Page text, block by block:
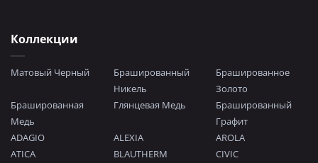
Коллекции
Матовый Черный
Брашированный
Никель
Брашированное
Золото
Брашированная
Медь
Глянцевая Медь
Брашированный
Графит
ADAGIO
ALEXIA
AROLA
ATICA
BLAUTHERM
CIVIC